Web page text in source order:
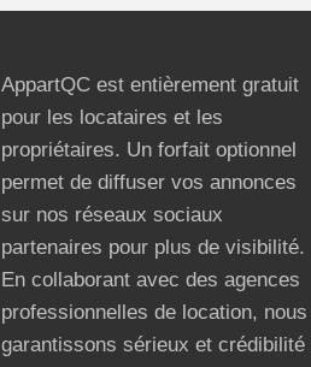
AppartQC est entièrement gratuit
pour les locataires et les
propriétaires. Un forfait optionnel
permet de diffuser vos annonces
sur nos réseaux sociaux
partenaires pour plus de visibilité.
En collaborant avec des agences
professionnelles de location, nous
garantissons sérieux et crédibilité